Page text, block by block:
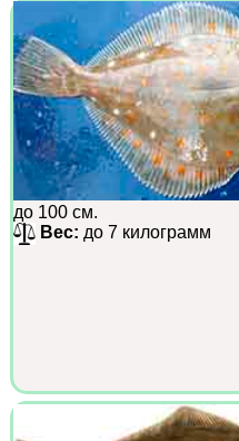
до 100 см.
Вес: до 7 килограмм